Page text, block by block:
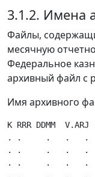
3.1.2. Имена
Файлы,
месячную
Федеральное
архивный файл с
Имя архивного
K RRR DDMM
. .     .   .   .
. .     .   .   .
. .     .   .   .